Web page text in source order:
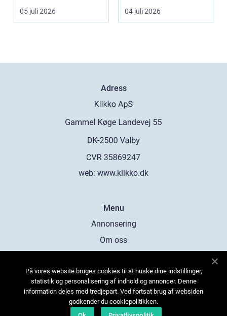
05 juli 2026
mat, bio, shopping och
a...
04 juli 2026
Adress
web: www.klikko.dk
Menu
Annonsering
Om oss
Kontakta oss
Sitemap
På vores website bruges cookies til at huske dine indstillinger,
statistik og personalisering af indhold og annoncer. Denne
information deles med tredjepart. Ved fortsat brug af websiden
godkender du cookiepolitikken.